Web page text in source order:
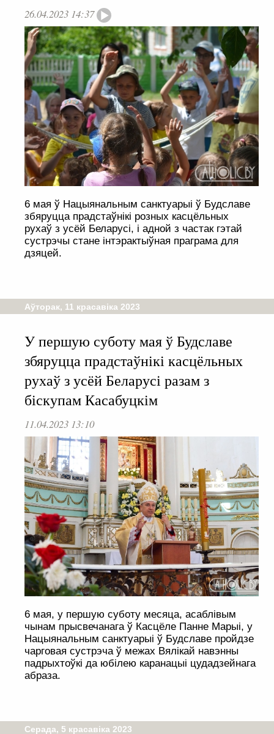
26.04.2023 14:37
6 мая ў Нацыянальным санктуарыі ў Будславе
збяруцца прадстаўнікі розных касцёльных
рухаў з усёй Беларусi, і адной з частак гэтай
сустрэчы стане iнтэрактыўная праграма для
дзяцей.
Аўторак, 11 красавіка 2023
У першую суботу мая ў Будславе
збяруцца прадстаўнікі касцёльных
рухаў з усёй Беларусі разам з
біскупам Касабуцкім
11.04.2023 13:10
6 мая, у першую суботу месяца, асаблівым
чынам прысвечанага ў Касцёле Панне Марыі, у
Нацыянальным санктуарыі ў Будславе пройдзе
чарговая сустрэча ў межах Вялікай навэнны
падрыхтоўкі да юбілею каранацыі цудадзейнага
абраза.
Серада, 5 красавіка 2023